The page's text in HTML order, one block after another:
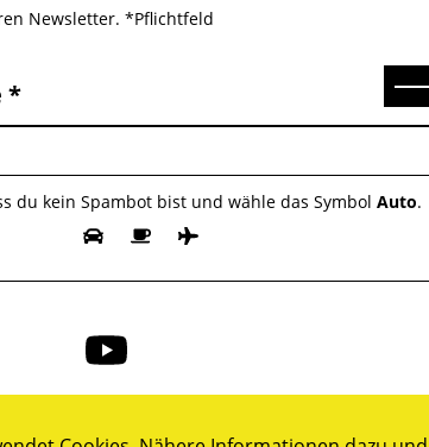
Newsletter. *Pflichtfeld
du kein Spambot bist und wähle das Symbol Auto.
Folge
uns
auf